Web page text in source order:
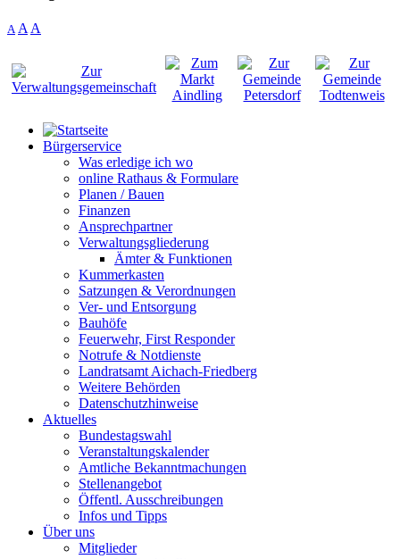
A A A
Bürgerservice
Was erledige ich wo
online Rathaus & Formulare
Planen / Bauen
Finanzen
Ansprechpartner
Verwaltungsgliederung
Ämter & Funktionen
Kummerkasten
Satzungen & Verordnungen
Ver- und Entsorgung
Bauhöfe
Feuerwehr, First Responder
Notrufe & Notdienste
Landratsamt Aichach-Friedberg
Weitere Behörden
Datenschutzhinweise
Aktuelles
Bundestagswahl
Veranstaltungskalender
Amtliche Bekanntmachungen
Stellenangebot
Öffentl. Ausschreibungen
Infos und Tipps
Über uns
Mitglieder